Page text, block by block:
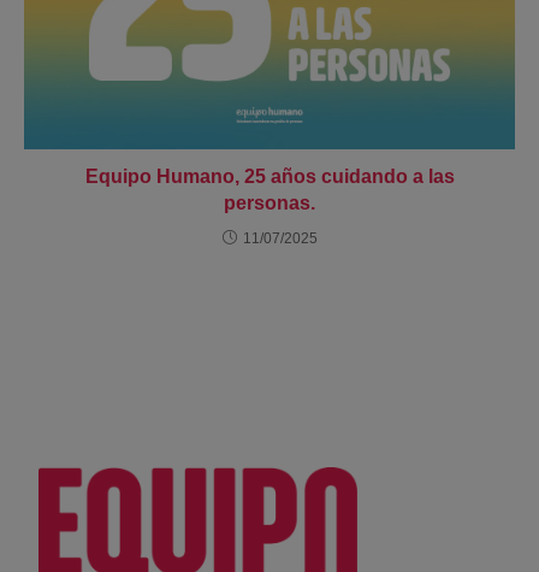
Equipo Humano, 25 años cuidando a las
personas.
11/07/2025